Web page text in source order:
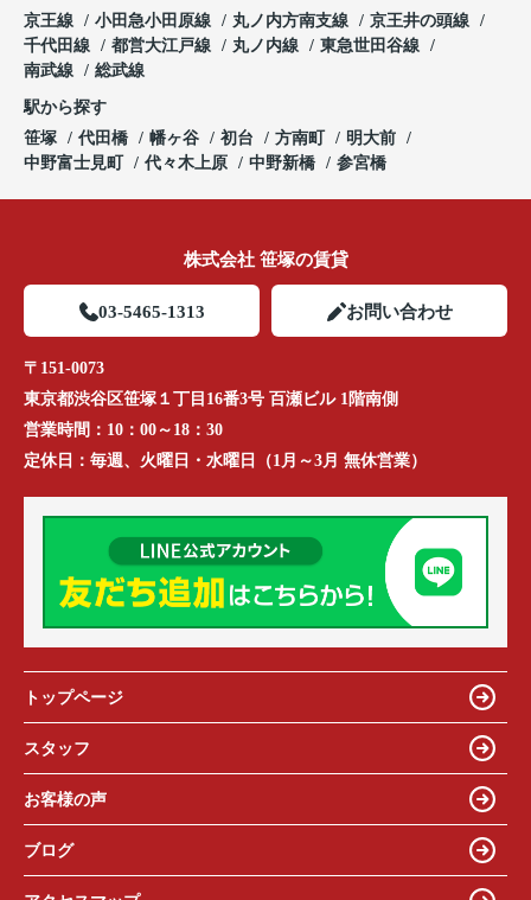
京王線
小田急小田原線 丸ノ内方南支線
京王井の頭線
千代田線
都営大江戸線 丸ノ内線
東急世田谷線
南武線
総武線
駅から探す
笹塚
代田橋 幡ヶ谷 初台 方南町
明大前
中野富士見町
代々木上原 中野新橋 参宮橋
株式会社 笹塚の賃貸
03-5465-1313 お問い合わせ
〒151-0073
東京都渋谷区笹塚１丁目16番3号 百瀬ビル 1階南側
営業時間： 10：00～18：30
定休日： 毎週、火曜日・水曜日（1月～3月 無休営業）
トップページ
スタッフ
お客様の声
ブログ